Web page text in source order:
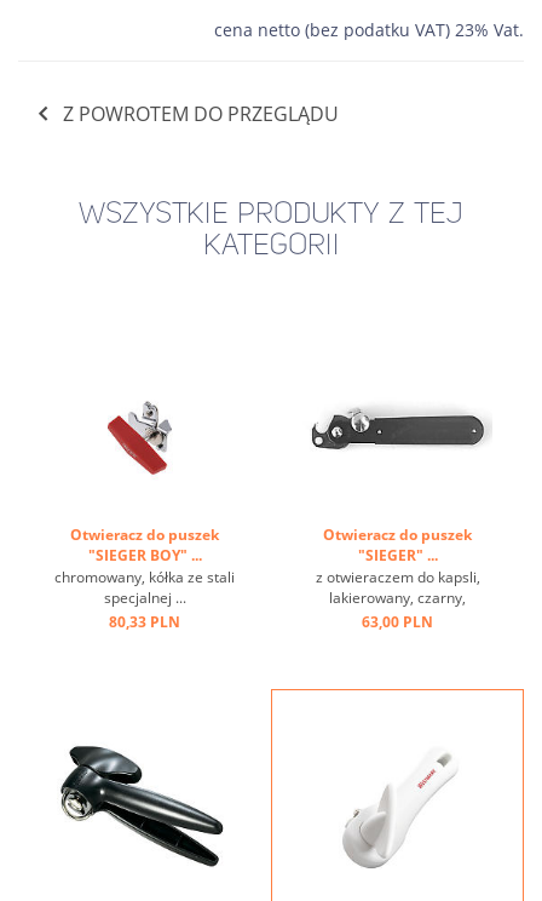
cena netto (bez podatku VAT) 23% Vat.
Z POWROTEM DO PRZEGLĄDU
WSZYSTKIE PRODUKTY Z TEJ
KATEGORII
Otwieracz do puszek
"SIEGER BOY" ...
chromowany, kółka ze stali
specjalnej ...
80,33 PLN
Otwieracz do puszek
"SIEGER" ...
z otwieraczem do kapsli,
lakierowany, czarny,
stalowy, kółka tnące i
63,00 PLN